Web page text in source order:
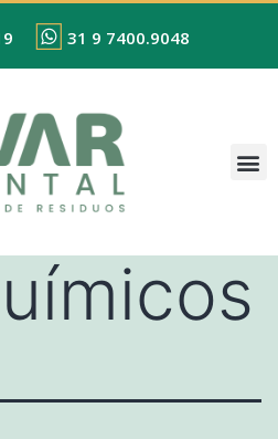
31 9 7400.9048